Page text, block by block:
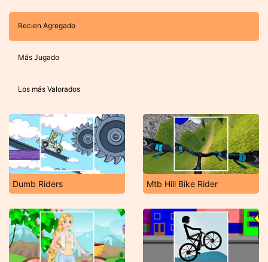
Recien Agregado
Más Jugado
Los más Valorados
Dumb Riders Mtb Hill Bike Rider